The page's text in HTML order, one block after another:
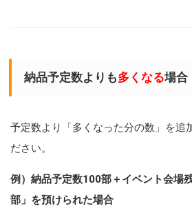
納品予定数よりも多くなる場合
予定数より「多くなった分の数」を追
ださい。
例）納品予定数100部＋イベント会場
部」を預けられた場合